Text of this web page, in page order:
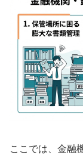
ここでは、金融